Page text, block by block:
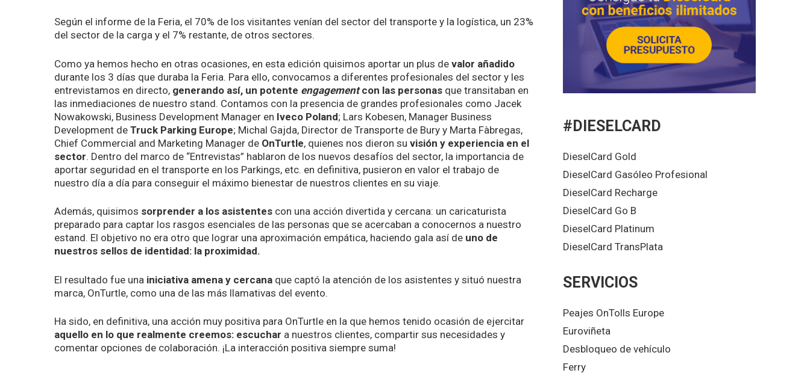
Según el informe de la Feria, el 70% de los visitantes venían del sector del transporte y la logística, un 23%
del sector de la carga y el 7% restante, de otros sectores.
Como ya hemos hecho en otras ocasiones, en esta edición quisimos aportar un plus de valor añadido
durante los 3 días que duraba la Feria. Para ello, convocamos a diferentes profesionales del sector y les
entrevistamos en directo, generando así, un potente engagementcon las personas que transitaban en
las inmediaciones de nuestro stand. Contamos con la presencia de grandes profesionales como Jacek
Nowakowski, Business Development Manager en Iveco Poland; Lars Kobesen, Manager Business
Development de Truck Parking Europe; Michal Gajda, Director de Transporte de Bury y Marta Fàbregas,
Chief Commercial and Marketing Manager de OnTurtle, quienes nos dieron su visión y experiencia en el
sector. Dentro del marco de “Entrevistas” hablaron de los nuevos desafíos del sector, la importancia de
aportar seguridad en el transporte en los Parkings, etc. en definitiva, pusieron en valor el trabajo de
nuestro día a día para conseguir el máximo bienestar de nuestros clientes en su viaje.
Además, quisimos sorprender a los asistentes con una acción divertida y cercana: un caricaturista
preparado para captar los rasgos esenciales de las personas que se acercaban a conocernos a nuestro
estand. El objetivo no era otro que lograr una aproximación empática, haciendo gala así de uno de
nuestros sellos de identidad: la proximidad.
El resultado fue una iniciativa amena y cercana que captó la atención de los asistentes y situó nuestra
marca, OnTurtle, como una de las más llamativas del evento.
Ha sido, en definitiva, una acción muy positiva para OnTurtle en la que hemos tenido ocasión de ejercitar
aquello en lo que realmente creemos: escuchar a nuestros clientes, compartir sus necesidades y
comentar opciones de colaboración. ¡La interacción positiva siempre suma!
#DIESELCARD
DieselCard Gold
DieselCard Gasóleo Profesional
DieselCard Recharge
DieselCard Go B
DieselCard Platinum
DieselCard TransPlata
SERVICIOS
Peajes OnTolls Europe
Euroviñeta
Desbloqueo de vehículo
Ferry